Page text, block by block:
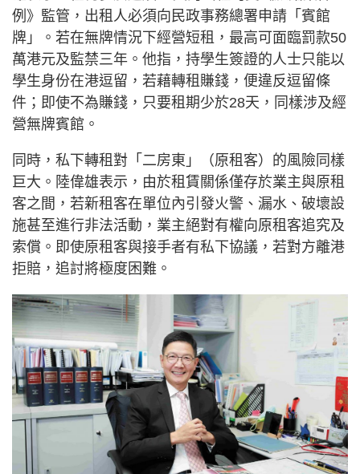
例》監管，出租人必須向民政事務總署申請「賓館
牌」。若在無牌情況下經營短租，最高可面臨罰款50
萬港元及監禁三年。他指，持學生簽證的人士只能以
學生身份在港逗留，若藉轉租賺錢，便違反逗留條
件；即使不為賺錢，只要租期少於28天，同樣涉及經
營無牌賓館。
同時，私下轉租對「二房東」（原租客）的風險同樣
巨大。陸偉雄表示，由於租賃關係僅存於業主與原租
客之間，若新租客在單位內引發火警、漏水、破壞設
施甚至進行非法活動，業主絕對有權向原租客追究及
索償。即使原租客與接手者有私下協議，若對方離港
拒賠，追討將極度困難。